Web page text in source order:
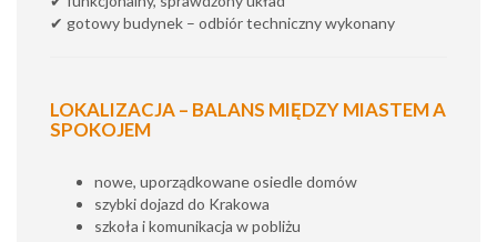
✔ gotowy budynek – odbiór techniczny wykonany
LOKALIZACJA – BALANS MIĘDZY MIASTEM A
SPOKOJEM
nowe, uporządkowane osiedle domów
szybki dojazd do Krakowa
szkoła i komunikacja w pobliżu